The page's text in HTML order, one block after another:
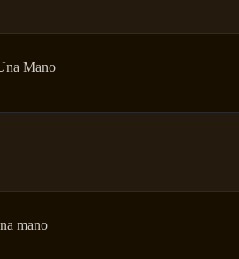
Mano
mano